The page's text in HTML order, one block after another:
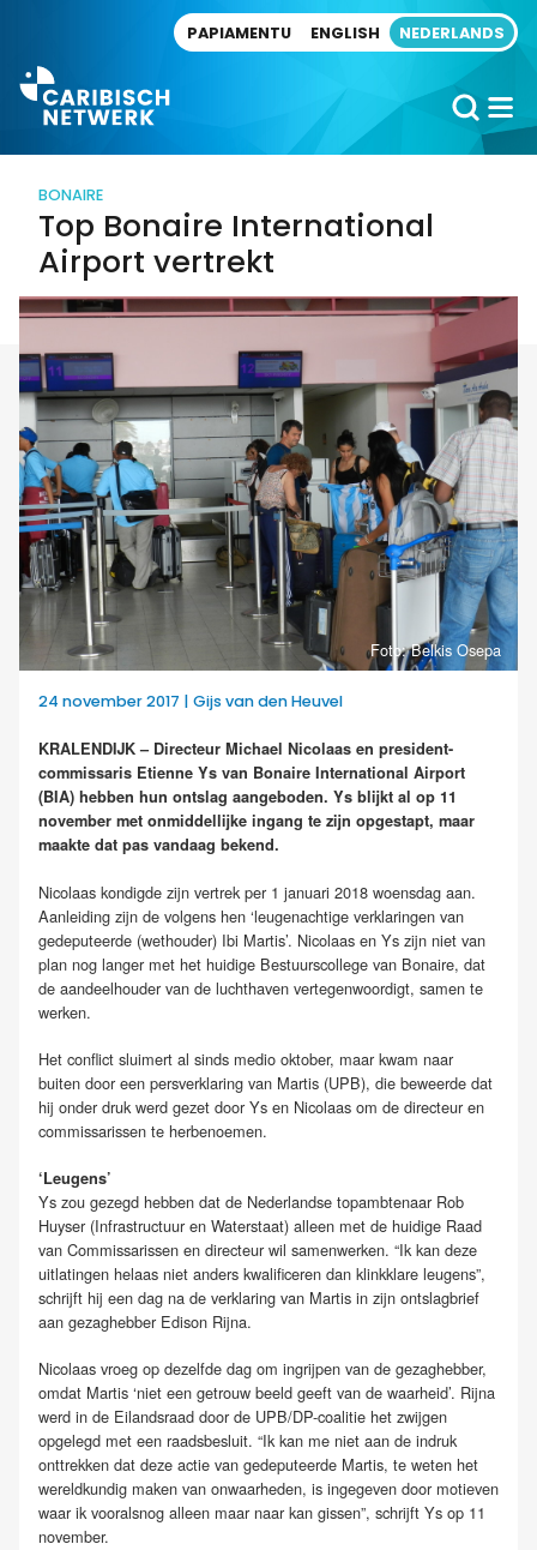
PAPIAMENTU ENGLISH NEDERLANDS
BONAIRE
Top Bonaire International
Airport vertrekt
Foto: Belkis Osepa
24 november 2017 | Gijs van den Heuvel
KRALENDIJK – Directeur Michael Nicolaas en president-
commissaris Etienne Ys van Bonaire International Airport
(BIA) hebben hun ontslag aangeboden. Ys blijkt al op 11
november met onmiddellijke ingang te zijn opgestapt, maar
maakte dat pas vandaag bekend.
Nicolaas kondigde zijn vertrek per 1 januari 2018 woensdag aan.
Aanleiding zijn de volgens hen ‘leugenachtige verklaringen van
gedeputeerde (wethouder) Ibi Martis’. Nicolaas en Ys zijn niet van
plan nog langer met het huidige Bestuurscollege van Bonaire, dat
de aandeelhouder van de luchthaven vertegenwoordigt, samen te
werken.
Het conflict sluimert al sinds medio oktober, maar kwam naar
buiten door een persverklaring van Martis (UPB), die beweerde dat
hij onder druk werd gezet door Ys en Nicolaas om de directeur en
commissarissen te herbenoemen.
‘Leugens’
Ys zou gezegd hebben dat de Nederlandse topambtenaar Rob
Huyser (Infrastructuur en Waterstaat) alleen met de huidige Raad
van Commissarissen en directeur wil samenwerken. “Ik kan deze
uitlatingen helaas niet anders kwalificeren dan klinkklare leugens”,
schrijft hij een dag na de verklaring van Martis in zijn ontslagbrief
aan gezaghebber Edison Rijna.
Nicolaas vroeg op dezelfde dag om ingrijpen van de gezaghebber,
omdat Martis ‘niet een getrouw beeld geeft van de waarheid’. Rijna
werd in de Eilandsraad door de UPB/DP-coalitie het zwijgen
opgelegd met een raadsbesluit. “Ik kan me niet aan de indruk
onttrekken dat deze actie van gedeputeerde Martis, te weten het
wereldkundig maken van onwaarheden, is ingegeven door motieven
waar ik vooralsnog alleen maar naar kan gissen”, schrijft Ys op 11
november.